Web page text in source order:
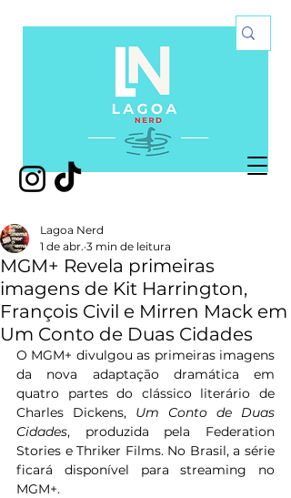
MGM+ Revela primeiras
imagens de Kit Harrington,
François Civil e Mirren Mack em
Um Conto de Duas Cidades
Lagoa Nerd
1 de abr. 3 min de leitura
O MGM+ divulgou as primeiras imagens
da nova adaptação dramática em
quatro partes do clássico literário de
Charles Dickens, Um Conto de Duas
Cidades, produzida pela Federation
Stories e Thriker Films. No Brasil, a série
ficará disponível para streaming no
MGM+.